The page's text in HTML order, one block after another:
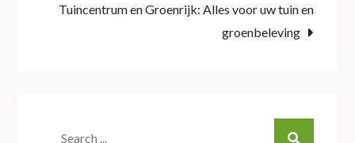
Tuincentrum en Groenrijk: Alles voor uw tuin en
groenbeleving